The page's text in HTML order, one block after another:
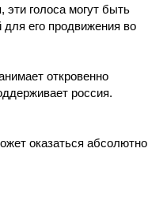
эти голоса могут быть
его продвижения во
откровенно
россия.
оказаться абсолютно